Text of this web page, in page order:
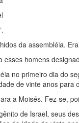
da assembléia.
esses homens
no primeiro dia do
de vinte anos para
a Moisés. Fez-se,
de Israel, seus